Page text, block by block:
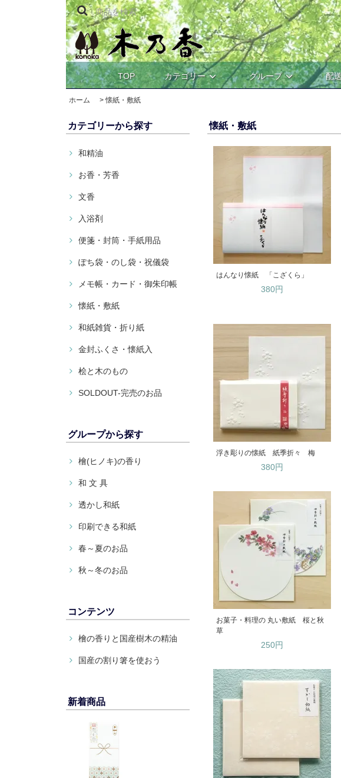
TOP カテゴリー グループ 配
ホーム >懐紙・敷紙
カテゴリーから探す
和精油
お香・芳香
文香
入浴剤
便箋・封筒・手紙用品
ぽち袋・のし袋・祝儀袋
メモ帳・カード・御朱印帳
懐紙・敷紙
和紙雑貨・折り紙
金封ふくさ・懐紙入
桧と木のもの
SOLDOUT-完売のお品
グループから探す
檜(ヒノキ)の香り
和 文 具
透かし和紙
印刷できる和紙
春～夏のお品
秋～冬のお品
コンテンツ
檜の香りと国産樹木の精油
国産の割り箸を使おう
新着商品
懐紙・敷紙
はんなり懐紙 「こざくら」
380円
浮き彫りの懐紙 紙季折々 梅
380円
お菓子・料理の 丸い敷紙 桜と秋
草
250円